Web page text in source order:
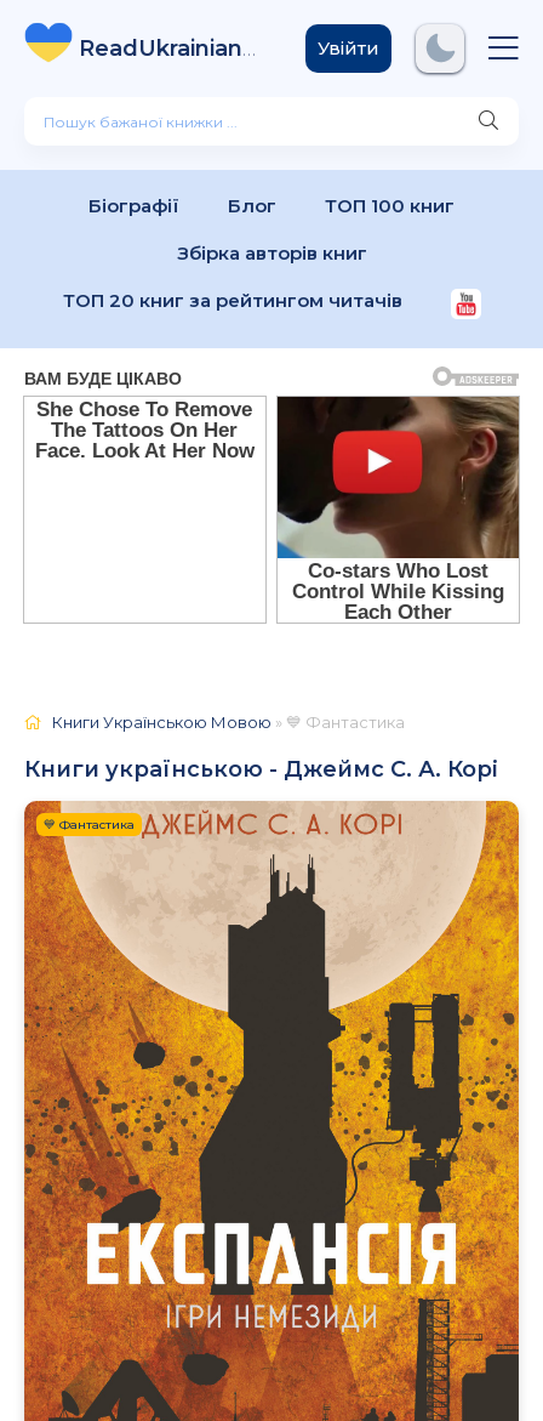
ReadUkrainian
Books .com
Увійти
Біографії Блог ТОП 100 книг
Збірка авторів книг
ТОП 20 книг за рейтингом читачів
Книги Українською Мовою » 💙 Фантастика
Книги українською - Джеймс С. А. Корі
💙 Фантастика